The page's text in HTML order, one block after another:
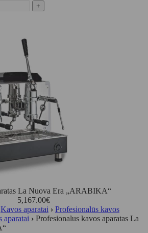
+
La Nuova Era „ARABIKA“
5,167.00€
Kavos aparatai › Profesionalūs kavos
aparatai › Profesionalus kavos aparatas La